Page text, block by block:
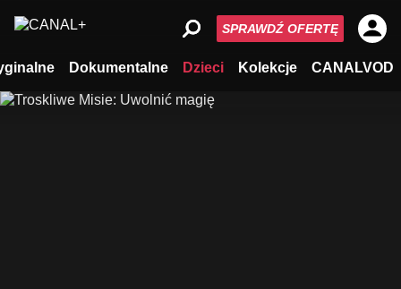
Dokumentalne Dzieci Kolekcje CANALVOD
SPRAWDŹ OFERTĘ